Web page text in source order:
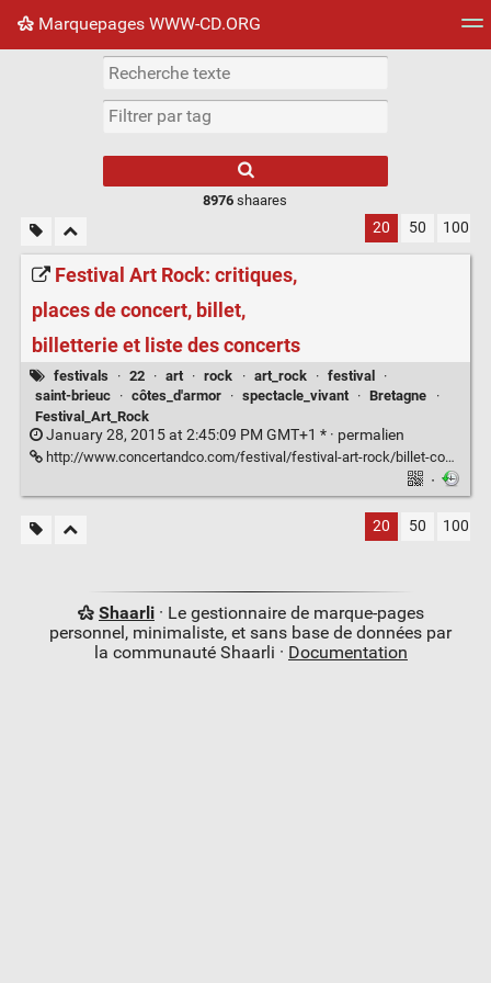
Marquepages WWW-CD.ORG
Nuage de tags Mur d'images
8976 shaares
20 50 100
Festival Art Rock: critiques,
places de concert, billet,
billetterie et liste des concerts
festivals · 22 · art · rock · art_rock · festival
·
saint-brieuc
· côtes_d'armor · spectacle_vivant · Bretagne
·
Festival_Art_Rock
January 28, 2015 at 2:45:09 PM GMT+1 * · permalien
http://www.concertandco.com/festival/festival-art-rock/billet-concert-20749.htm
·
20 50 100
Shaarli· Le gestionnaire de marque-pages
personnel, minimaliste, et sans base de données par
la communauté Shaarli · Documentation